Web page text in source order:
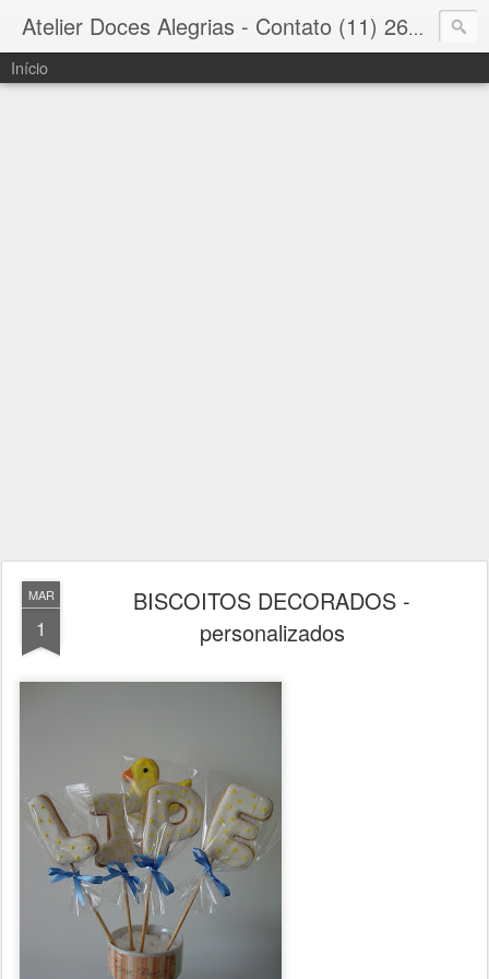
Atelier Doces Alegrias - Contato (11) 2645 7083 Butantã / Morumbi
Início
MAR
1
BISCOITOS DECORADOS -
personalizados